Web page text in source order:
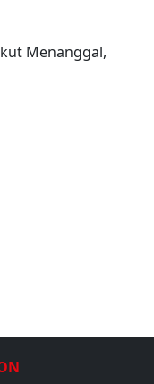
Menanggal,